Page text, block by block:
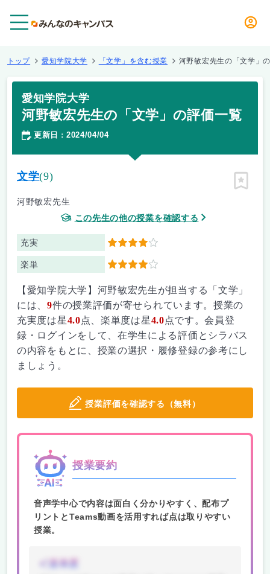
トップ 愛知学院大学 「文学」を含む授業 河野敏宏先生の「文学」
愛知学院大学
河野敏宏先生の「文学」の評価一覧
更新日 ： 2024/04/04
文学(9)
河野敏宏先生
この先生の他の授業を確認する
充実 4
楽単 4
ピン留
【愛知学院大学】河野敏宏先生が担当する「文学」
には、9件の授業評価が寄せられています。授業の
充実度は星4.0点、楽単度は星4.0点です。会員登
録・ログインをして、在学生による評価とシラバス
の内容をもとに、授業の選択・履修登録の参考にし
ましょう。
授業評価を確認する（無料）
授業要約
音声学中心で内容は面白く分かりやすく、配布プ
リントとTeams動画を活用すれば点は取りやすい
授業。
楽単度